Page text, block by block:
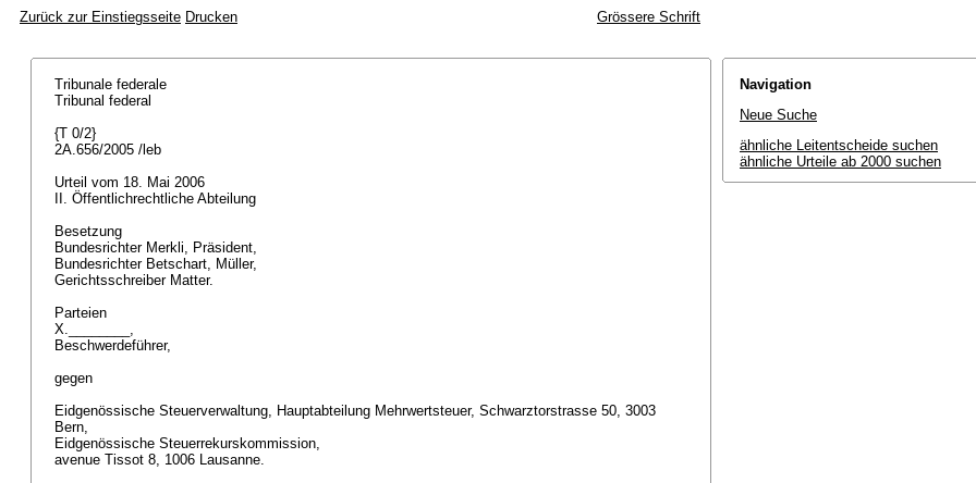
Zurück zur Einstiegsseite Drucken Grössere Schrift
Tribunale federale
Tribunal federal
{T 0/2}
2A.656/2005 /leb
Urteil vom 18. Mai 2006
II. Öffentlichrechtliche Abteilung
Besetzung
Bundesrichter Merkli, Präsident,
Bundesrichter Betschart, Müller,
Gerichtsschreiber Matter.
Parteien
X.________,
Beschwerdeführer,
gegen
Eidgenössische Steuerverwaltung, Hauptabteilung Mehrwertsteuer, Schwarztorstrasse 50, 3003
Bern,
Eidgenössische Steuerrekurskommission,
avenue Tissot 8, 1006 Lausanne.
Navigation
Neue Suche
ähnliche Leitentscheide suchen
ähnliche Urteile ab 2000 suchen